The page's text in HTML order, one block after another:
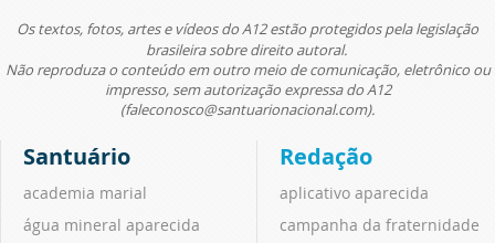
Os textos, fotos, artes e vídeos do A12 estão protegidos pela legislação
brasileira sobre direito autoral.
Não reproduza o conteúdo em outro meio de comunicação, eletrônico ou
impresso, sem autorização expressa do A12
(faleconosco@santuarionacional.com).
Santuário
academia marial
água mineral aparecida
Redação
aplicativo aparecida
campanha da fraternidade